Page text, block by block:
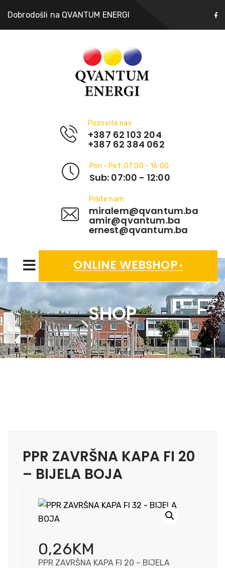
Dobrodošli na QVANTUM ENERGI
Pozovite nas
+387 62 103 204
+387 62 384 062
Pon - Pet: 07:00 - 16:00
Sub: 07:00 - 12:00
Pišite nam
miralem@qvantum.ba
amir@qvantum.ba
ernest@qvantum.ba
ONLINE WEBSHOP
SHOP
PPR ZAVRŠNA KAPA FI 20
– BIJELA BOJA
0,26KM
PPR ZAVRŠNA KAPA FI 20 – BIJELA